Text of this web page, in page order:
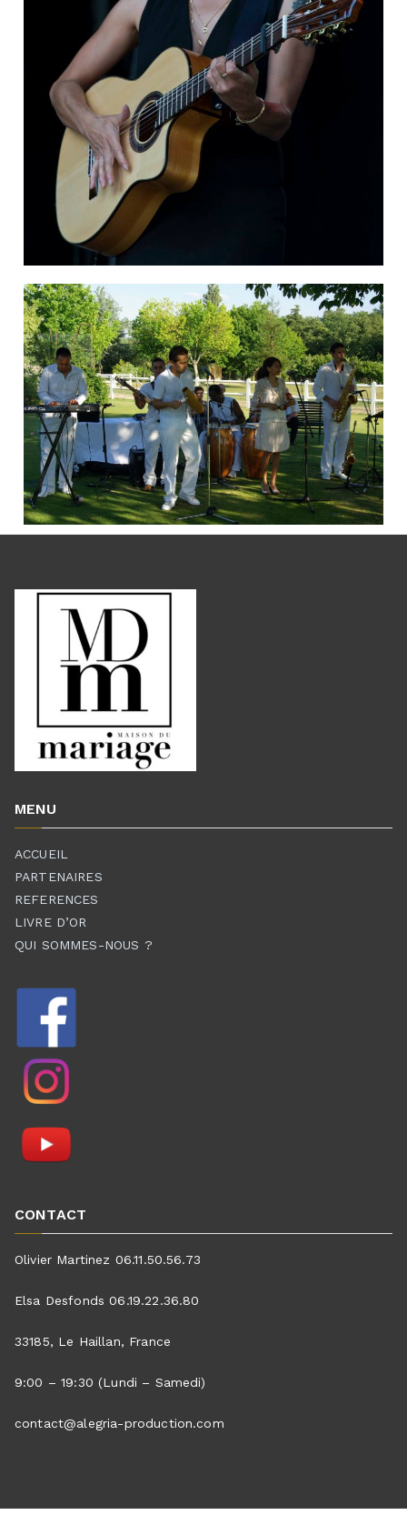
MENU
ACCUEIL
PARTENAIRES
REFERENCES
LIVRE D’OR
QUI SOMMES-NOUS ?
CONTACT
Olivier Martinez 06.11.50.56.73
Elsa Desfonds 06.19.22.36.80
33185, Le Haillan, France
9:00 – 19:30 (Lundi – Samedi)
contact@alegria-production.com